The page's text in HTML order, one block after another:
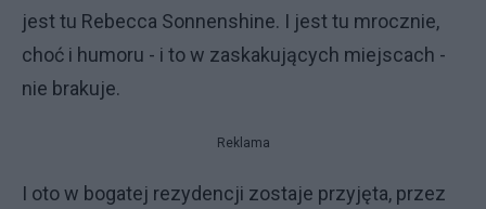
jest tu Rebecca Sonnenshine. I jest tu mrocznie,
choć i humoru - i to w zaskakujących miejscach -
nie brakuje.
Reklama
I oto w bogatej rezydencji zostaje przyjęta, przez